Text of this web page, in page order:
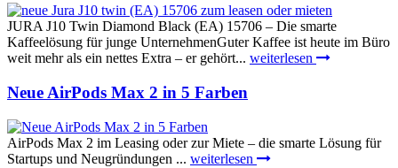
JURA J10 Twin Diamond Black (EA) 15706 – Die smarte
Kaffeelösung für junge UnternehmenGuter Kaffee ist heute im Büro
weit mehr als ein nettes Extra – er gehört... weiterlesen
Neue AirPods Max 2 in 5 Farben
AirPods Max 2 im Leasing oder zur Miete – die smarte Lösung für
Startups und Neugründungen ... weiterlesen